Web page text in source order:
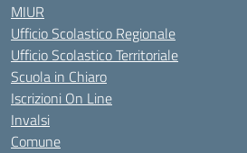
MIUR
Ufficio Scolastico Regionale
Ufficio Scolastico Territoriale
Scuola in Chiaro
Iscrizioni On Line
Invalsi
Comune